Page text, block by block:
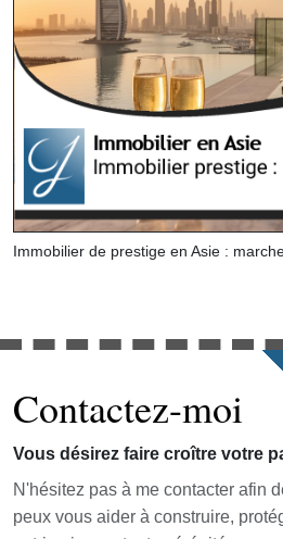
Immobilier de prestige en Asie :
Contactez-moi
Vous désirez faire croître votre
N'hésitez pas à me contacter afin
peux vous aider à construire,